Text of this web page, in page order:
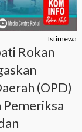
Istimewa
Rokan
(OPD)